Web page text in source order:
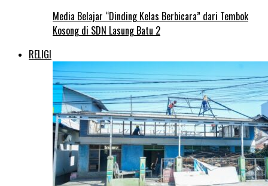
Media Belajar “Dinding Kelas Berbicara” dari Tembok
Kosong di SDN Lasung Batu 2
RELIGI